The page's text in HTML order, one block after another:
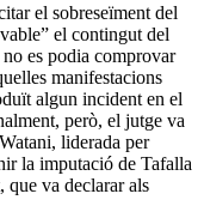
el sobreseïment del
el contingut del
es podia comprovar
manifestacions
algun incident en el
però, el jutge va
liderada per
la imputació de Tafalla
va declarar als